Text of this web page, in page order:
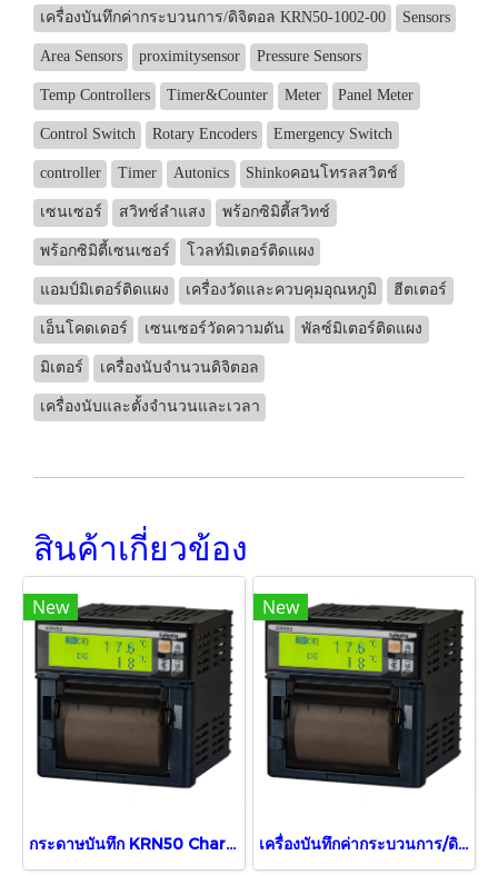
เครื่องบันทึกค่ากระบวนการ/ดิจิตอล KRN50-1002-00 Sensors
Area Sensors proximitysensor Pressure Sensors
Temp Controllers Timer&Counter Meter Panel Meter
Control Switch Rotary Encoders Emergency Switch
controller Timer Autonics Shinkoคอนโทรลสวิตช์
เซนเซอร์ สวิทช์ลำแสง พร้อกซิมิตี้สวิทช์
พร้อกซิมิตี้เซนเซอร์ โวลท์มิเตอร์ติดแผง
แอมป์มิเตอร์ติดแผง เครื่องวัดและควบคุมอุณหภูมิ ฮีตเตอร์
เอ็นโคดเดอร์ เซนเซอร์วัดความดัน พัลซ์มิเตอร์ติดแผง
มิเตอร์ เครื่องนับจำนวนดิจิตอล
เครื่องนับและตั้งจำนวนและเวลา
สินค้าเกี่ยวข้อง
New
กระดาษบันทึก KRN50 Chart Paper (BR-4000)
New
เครื่องบันทึกค่ากระบวนการ/ดิจิตอล KRN50-1000-00,1CH